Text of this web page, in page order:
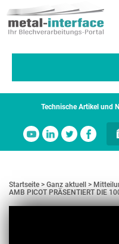
zum
Inhalt
Technische Artikel und
Startseite Ganz aktuell
AMB PICOT PRÄSENTIERT DIE